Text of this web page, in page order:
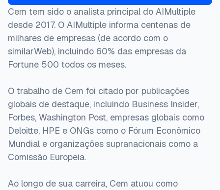
howpublished    = {\url{https://aimultiple.com/
  note   = {AIMultiple. Acessado em 29 Junho 2026}
}
Cem tem sido o analista principal do AIMultiple
desde 2017. O AIMultiple informa centenas de
milhares de empresas (de acordo com o
similarWeb), incluindo 60% das empresas da
Fortune 500 todos os meses.
O trabalho de Cem foi citado por publicações
globais de destaque, incluindo Business Insider,
Forbes, Washington Post, empresas globais como
Deloitte, HPE e ONGs como o Fórum Econômico
Mundial e organizações supranacionais como a
Comissão Europeia.
Ao longo de sua carreira, Cem atuou como